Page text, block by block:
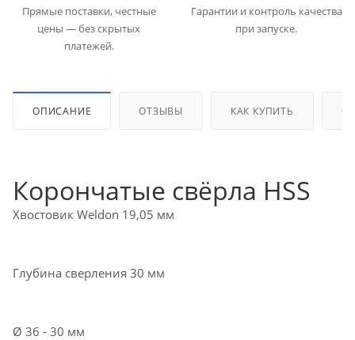
Прямые поставки, честные
цены — без скрытых
платежей.
Гарантии и контроль качества
при запуске.
ОПИСАНИЕ ОТЗЫВЫ КАК КУПИТЬ
Корончатые свёрла HSS
Хвостовик Weldon 19,05 мм
Глубина сверления 30 мм
Ø 36 - 30 мм